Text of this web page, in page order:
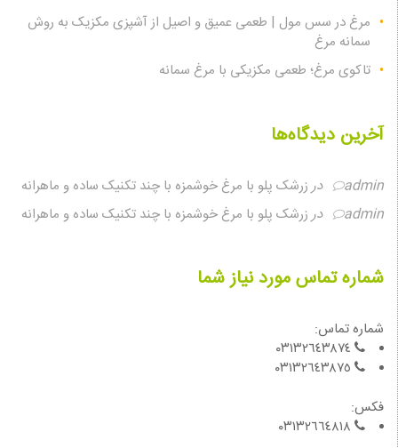
مرغ در سس مول | طعمی عمیق و اصیل از آشپزی مکزیک به روش
سمانه مرغ
تاکوی مرغ؛ طعمی مکزیکی با مرغ سمانه
آخرین دیدگاه‌ها
admin درزرشک پلو با مرغ خوشمزه با چند تکنیک ساده و ماهرانه
admin
درزرشک پلو با مرغ خوشمزه با چند تکنیک ساده و ماهرانه
شماره تماس مورد نیاز شما
شماره تماس:
فكس: